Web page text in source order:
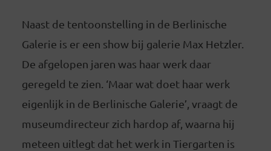
Naast de tentoonstelling in de Berlinische
Galerie is er een show bij galerie Max Hetzler.
De afgelopen jaren was haar werk daar
geregeld te zien. ‘Maar wat doet haar werk
eigenlijk in de Berlinische Galerie’, vraagt de
museumdirecteur zich hardop af, waarna hij
meteen uitlegt dat het werk in Tiergarten is